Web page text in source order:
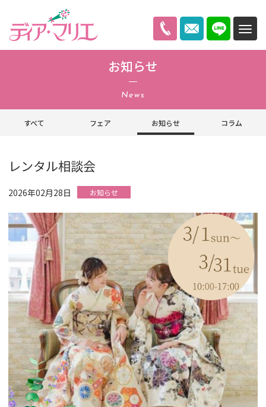
ディアマリエ
お知らせ
News
すべて フェア お知らせ コラム
レンタル相談会
2026年02月28日 お知らせ